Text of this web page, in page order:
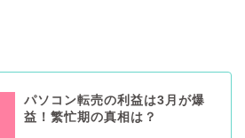
パソコン転売の利益は3月が爆
益！繁忙期の真相は？